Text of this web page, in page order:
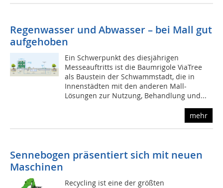
Regenwasser und Abwasser – bei Mall gut
aufgehoben
Ein Schwerpunkt des diesjährigen
Messeauftritts ist die Baumrigole ViaTree
als Baustein der Schwammstadt, die in
Innenstädten mit den anderen Mall-
Lösungen zur Nutzung, Behandlung und...
mehr
Sennebogen präsentiert sich mit neuen
Maschinen
Recycling ist eine der größten